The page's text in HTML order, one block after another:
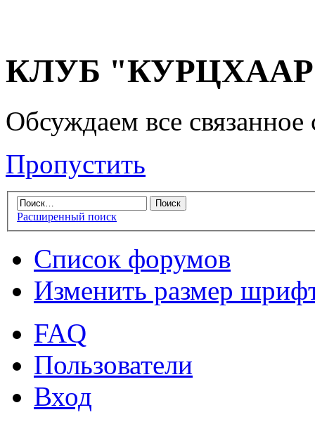
КЛУБ "КУРЦХААР"
Обсуждаем все
Пропустить
Расширенный поиск
Список форумов
Изменить размер
FAQ
Пользователи
Вход